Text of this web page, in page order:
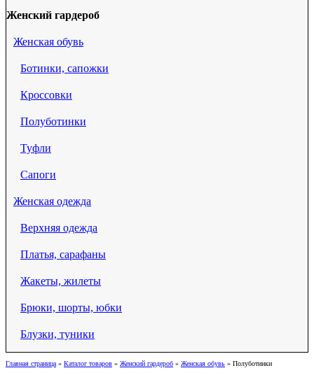
Женский гардероб
Женская обувь
Ботинки, сапожки
Кроссовки
Полуботинки
Туфли
Сапоги
Женская одежда
Верхняя одежда
Платья, сарафаны
Жакеты, жилеты
Брюки, шорты, юбки
Блузки, туники
Главная страница» Каталог товаров » Женский гардероб » Женская обувь » Полуботинки